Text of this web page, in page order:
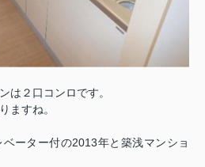
は２口コンロです。
ますね。
ーター付の2013年と築浅マンショ